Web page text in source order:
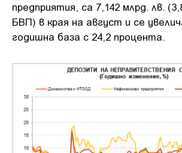
предприятия, са 7,142 млрд. лв.
БВП) в края на август и се
годишна база с 24,2 процента.